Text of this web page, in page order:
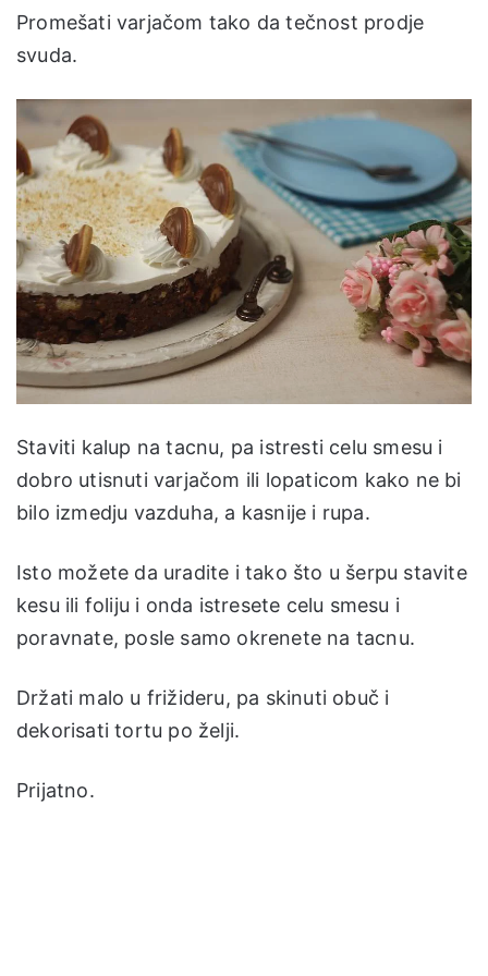
Promešati varjačom tako da tečnost prodje
svuda.
Staviti kalup na tacnu, pa istresti celu smesu i
dobro utisnuti varjačom ili lopaticom kako ne bi
bilo izmedju vazduha, a kasnije i rupa.
Isto možete da uradite i tako što u šerpu stavite
kesu ili foliju i onda istresete celu smesu i
poravnate, posle samo okrenete na tacnu.
Držati malo u frižideru, pa skinuti obuč i
dekorisati tortu po želji.
Prijatno.